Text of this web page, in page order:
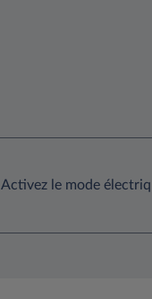
Activez le mode